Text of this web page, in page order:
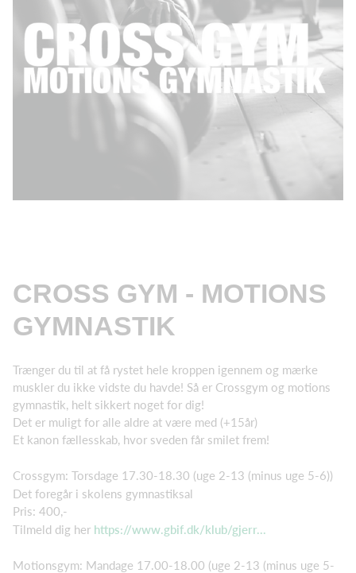
CROSS GYM - MOTIONS
GYMNASTIK
Trænger du til at få rystet hele kroppen igennem og mærke
muskler du ikke vidste du havde! Så er Crossgym og motions
gymnastik, helt sikkert noget for dig!
Det er muligt for alle aldre at være med (+15år)
Et kanon fællesskab, hvor sveden får smilet frem!
Crossgym: Torsdage 17.30-18.30 (uge 2-13 (minus uge 5-6))
Det foregår i skolens gymnastiksal
Pris: 400,-
Tilmeld dig her https://www.gbif.dk/klub/gjerr...
Motionsgym: Mandage 17.00-18.00 (uge 2-13 (minus uge 5-